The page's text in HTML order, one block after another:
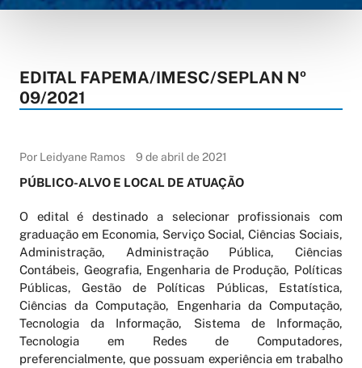
EDITAL FAPEMA/IMESC/SEPLAN Nº
09/2021
Por Leidyane Ramos 9 de abril de 2021
PÚBLICO-ALVO E LOCAL DE ATUAÇÃO
O edital é destinado a selecionar profissionais com
graduação em Economia, Serviço Social, Ciências Sociais,
Administração, Administração Pública, Ciências
Contábeis, Geografia, Engenharia de Produção, Políticas
Públicas, Gestão de Políticas Públicas, Estatística,
Ciências da Computação, Engenharia da Computação,
Tecnologia da Informação, Sistema de Informação,
Tecnologia em Redes de Computadores,
preferencialmente, que possuam experiência em trabalho